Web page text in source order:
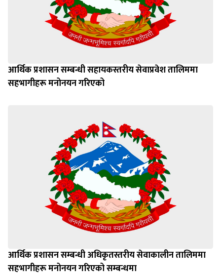
आर्थिक प्रशासन सम्बन्धी सहायकस्तरीय सेवाप्रवेश तालिममा
सहभागीहरू मनोनयन गरिएको
आर्थिक प्रशासन सम्बन्धी अधिकृतस्तरीय सेवाकालीन तालिममा
सहभागीहरू मनोनयन गरिएको सम्बन्धमा